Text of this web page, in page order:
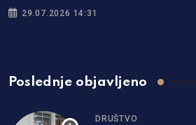
29.07.2026 14:31
Poslednje objavljeno
DRUŠTVO